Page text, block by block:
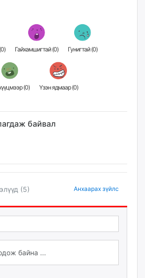
Хөгжилтэй (0) Гайхамшигтай (0) Гунигтай (0)
Жихүүцмээр (0) Үзэн ядмаар (0)
байвал
(5) Анхаарах зүйлс